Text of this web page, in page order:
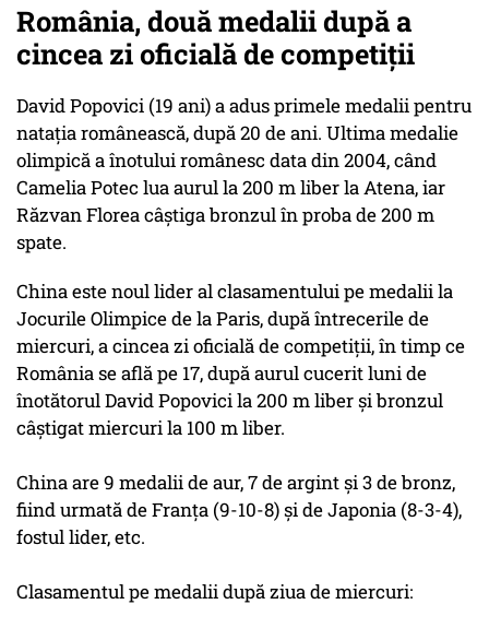
România, două medalii după a
cincea zi oficială de competiții
David Popovici (19 ani) a adus primele medalii pentru
natația românească, după 20 de ani. Ultima medalie
olimpică a înotului românesc data din 2004, când
Camelia Potec lua aurul la 200 m liber la Atena, iar
Răzvan Florea câștiga bronzul în proba de 200 m
spate.
China este noul lider al clasamentului pe medalii la
Jocurile Olimpice de la Paris, după întrecerile de
miercuri, a cincea zi oficială de competiţii, în timp ce
România se află pe 17, după aurul cucerit luni de
înotătorul David Popovici la 200 m liber și bronzul
câștigat miercuri la 100 m liber.
China are 9 medalii de aur, 7 de argint și 3 de bronz,
fiind urmată de Franţa (9-10-8) și de Japonia (8-3-4),
fostul lider, etc.
Clasamentul pe medalii după ziua de miercuri: